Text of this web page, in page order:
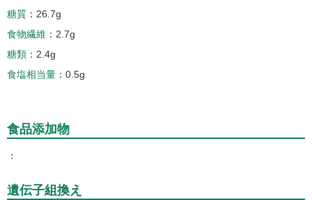
糖質
26.7g
食物繊維
2.7g
糖類
2.4g
食塩相当量
0.5g
食品添加物
遺伝子組換え